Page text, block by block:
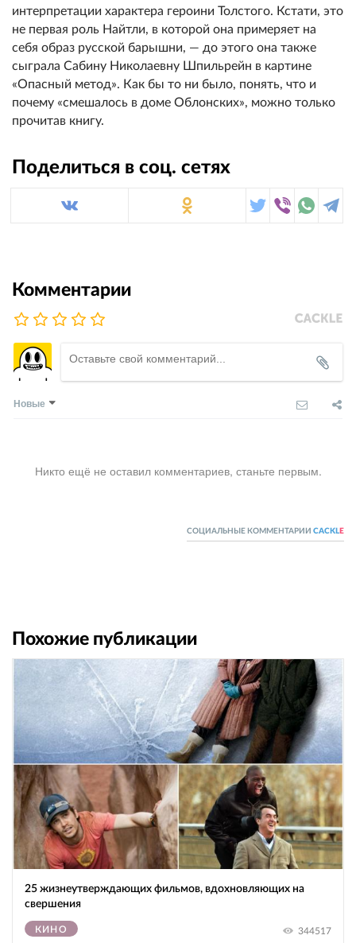
интерпретации характера героини Толстого. Кстати, это
не первая роль Найтли, в которой она примеряет на
себя образ русской барышни, — до этого она также
сыграла Сабину Николаевну Шпильрейн в картине
«Опасный метод». Как бы то ни было, понять, что и
почему «смешалось в доме Облонских», можно только
прочитав книгу.
Поделиться в соц. сетях
Комментарии
Новые
Никто ещё не оставил комментариев, станьте первым.
СОЦИАЛЬНЫЕ КОММЕНТАРИИ CACKL E
Похожие публикации
25 жизнеутверждающих фильмов, вдохновляющих на
свершения
КИНО 344517